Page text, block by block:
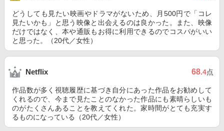
どうしても見たい映画やドラマがないため、月500円で「コレ
見たいかも」と思う映像と出会えるのは良かった。また、映像
だけではなく、本や通販もお得に利用できるのでコスパがいい
と思った。（20代／女性）
Netflix 68.4点
作品数が多く視聴履歴に基づき自分にあった作品をお勧めして
くれるので、今まで見たことのなかった作品にも素晴らしいも
のがたくさんあることを教えてくれた。家時間がとても充実す
るものになっている（20代／女性）